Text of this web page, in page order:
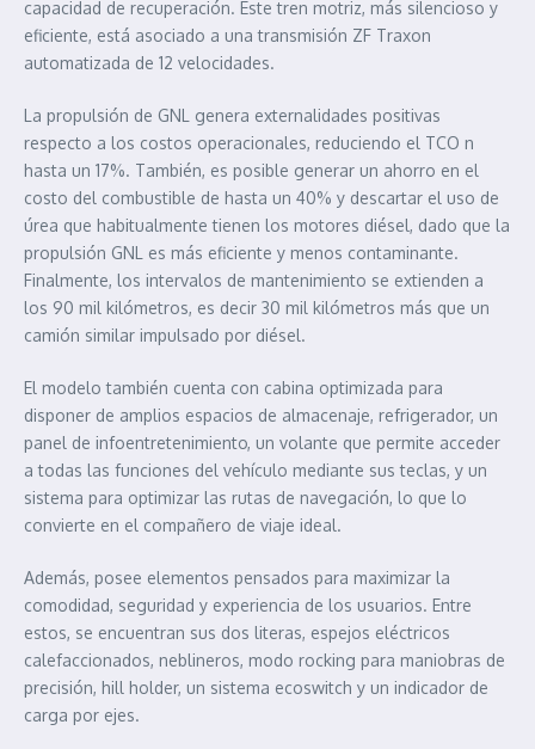
capacidad de recuperación. Este tren motriz, más silencioso y
eficiente, está asociado a una transmisión ZF Traxon
automatizada de 12 velocidades.
La propulsión de GNL genera externalidades positivas
respecto a los costos operacionales, reduciendo el TCO n
hasta un 17%. También, es posible generar un ahorro en el
costo del combustible de hasta un 40% y descartar el uso de
úrea que habitualmente tienen los motores diésel, dado que la
propulsión GNL es más eficiente y menos contaminante.
Finalmente, los intervalos de mantenimiento se extienden a
los 90 mil kilómetros, es decir 30 mil kilómetros más que un
camión similar impulsado por diésel.
El modelo también cuenta con cabina optimizada para
disponer de amplios espacios de almacenaje, refrigerador, un
panel de infoentretenimiento, un volante que permite acceder
a todas las funciones del vehículo mediante sus teclas, y un
sistema para optimizar las rutas de navegación, lo que lo
convierte en el compañero de viaje ideal.
Además, posee elementos pensados para maximizar la
comodidad, seguridad y experiencia de los usuarios. Entre
estos, se encuentran sus dos literas, espejos eléctricos
calefaccionados, neblineros, modo rocking para maniobras de
precisión, hill holder, un sistema ecoswitch y un indicador de
carga por ejes.